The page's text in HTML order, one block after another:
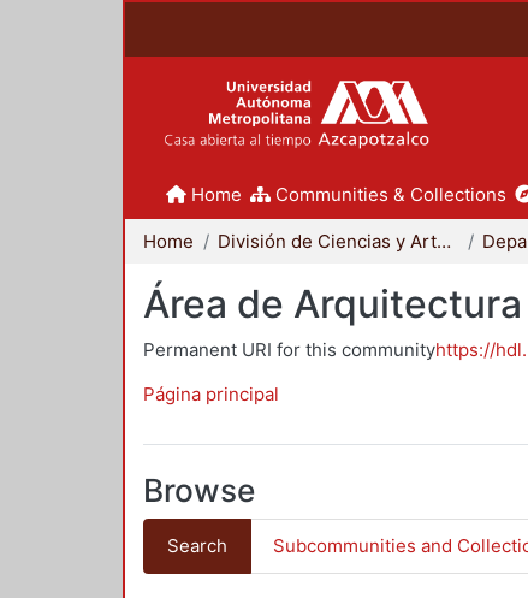
Home Communities & Collections
Home División de Ciencias y Artes para el Diseño
Área de
Permanent URI for this communityhttps://
Página principal
Browse
Search Subcommunities and